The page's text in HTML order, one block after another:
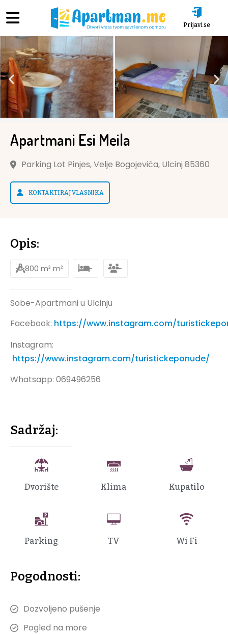
Prijavi se
Apartmani Esi Meila
Parking Lot Pinjes, Velje Bogojevića, Ulcinj 85360
KONTAKTIRAJ VLASNIKA
Opis:
800 m² m² - -
Sobe-Apartmani u Ulcinju
Facebook: https://www.instagram.com/
Instagram:
https://www.instagram.com/turistickeponude/
Whatsapp: 069496256
Sadržaj:
Dvorište Klima Kupatilo
Parking TV Wi Fi
Pogodnosti:
Dozvoljeno pušenje
Pogled na more